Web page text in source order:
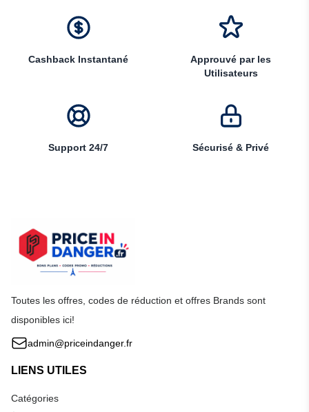
Cashback Instantané
Approuvé par les
Utilisateurs
Support 24/7 Sécurisé & Privé
Toutes les offres, codes de réduction et offres Brands sont
disponibles ici!
admin@priceindanger.fr
LIENS UTILES
Catégories